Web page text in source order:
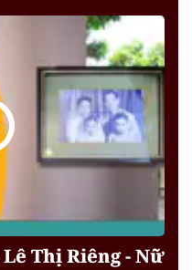
Thị Riêng - Nữ